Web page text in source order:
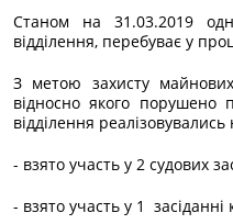
Станом на 31.03.2019
відділення, перебуває у
З метою захисту
відносно якого порушено
відділення
- взято участь у 2 судових
- взято участь у 1 засіданні